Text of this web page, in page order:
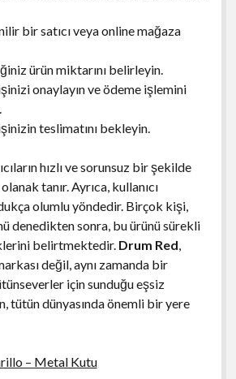
bir satıcı veya online mağaza
ürün miktarını belirleyin.
onaylayın ve ödeme işlemini
teslimatını bekleyin.
hızlı ve sorunsuz bir şekilde
tanır. Ayrıca, kullanıcı
olumlu yöndedir. Birçok kişi,
denedikten sonra, bu ürünü sürekli
belirtmektedir. Drum Red,
değil, aynı zamanda bir
için sunduğu eşsiz
tütün dünyasında önemli bir yere
– Metal Kutu